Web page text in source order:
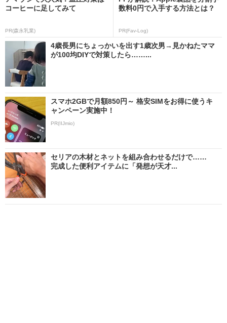
コーヒーに足してみて
PR(森永乳業)
数料0円で入手する方法とは？
PR(Fav-Log)
4歳長男にちょっかいを出す1歳次男→見かねたママ
が100均DIYで対策したら……...
スマホ2GBで月額850円～ 格安SIMをお得に使うキ
ャンペーン実施中！
PR(IIJmio)
セリアの木材とネットを組み合わせるだけで……
完成した便利アイテムに「発想が天才...